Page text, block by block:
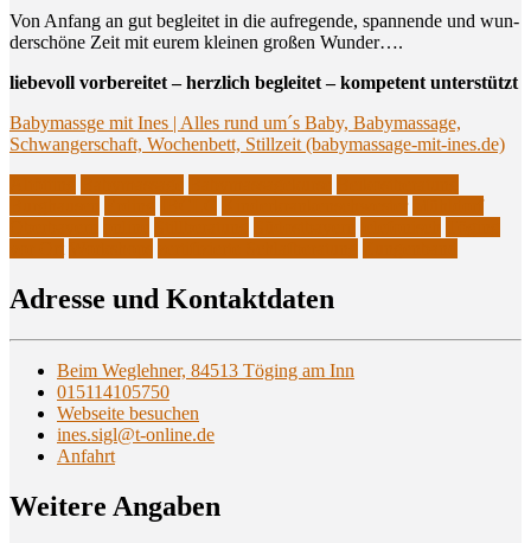
Von Anfang an gut beglei­tet in die auf­re­gen­de, span­nen­de und wun­
der­schö­ne Zeit mit eurem klei­nen gro­ßen Wunder….
lie­be­voll vor­be­rei­tet – herz­lich beglei­tet – kom­pe­tent unterstützt
Baby­mass­ge mit Ines | Alles rund um´s Baby, Baby­mas­sa­ge,
Schwan­ger­schaft, Wochen­bett, Still­zeit (babymassage-mit-ines.de)
Adres­se und Kontaktdaten
Beim Weglehner, 84513 Töging am Inn
015114105750
Webseite besuchen
ines.sigl@t-online.de
Anfahrt
Wei­te­re Angaben